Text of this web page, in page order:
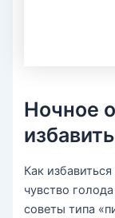
Ночное
Как
чувство
советы типа